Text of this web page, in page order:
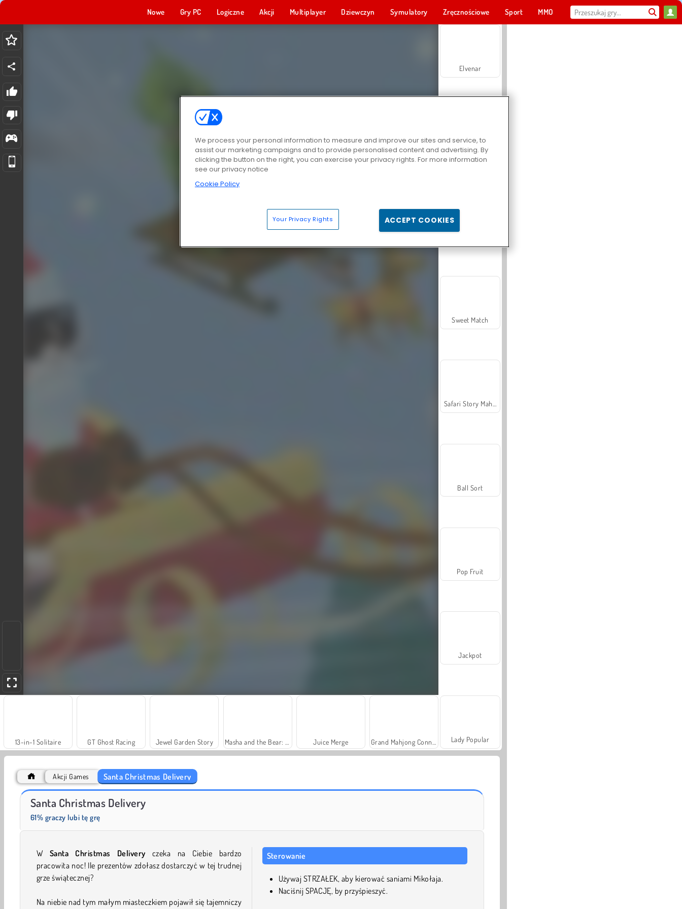
Nowe Gry PC Logiczne Akcji Multiplayer Dziewczyn Symulatory Zręcznościowe Sport MMO
13-in-1 Solitaire GT Ghost Racing Jewel Garden Story Juice Merge
Trollface Quest: USA 2
Elvenar
Sweet Match
Ball Sort
Pop Fruit
Jackpot
Lady Popular
Akcji Games Santa Christmas Delivery
Santa Christmas Delivery
61% graczy lubi tę grę
W Santa Christmas Delivery czeka na Ciebie bardzo
pracowita noc! Ile prezentów zdołasz dostarczyć w tej trudnej
grze świątecznej?
Na niebie nad tym małym miasteczkiem pojawił się tajemniczy
Sterowanie
Używaj STRZAŁEK, aby kierować saniami Mikołaja.
Naciśnij SPACJĘ, by przyśpieszyć.
We process your personal information to measure and improve our sites and service, to
assist our marketing campaigns and to provide personalised content and advertising. By
clicking the button on the right, you can exercise your privacy rights. For more information
see our privacy notice
Cookie Policy
Your Privacy Rights ACCEPT COOKIES